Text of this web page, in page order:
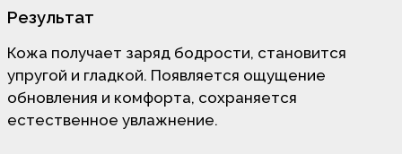
Результат
Кожа получает заряд бодрости, становится
упругой и гладкой. Появляется ощущение
обновления и комфорта, сохраняется
естественное увлажнение.